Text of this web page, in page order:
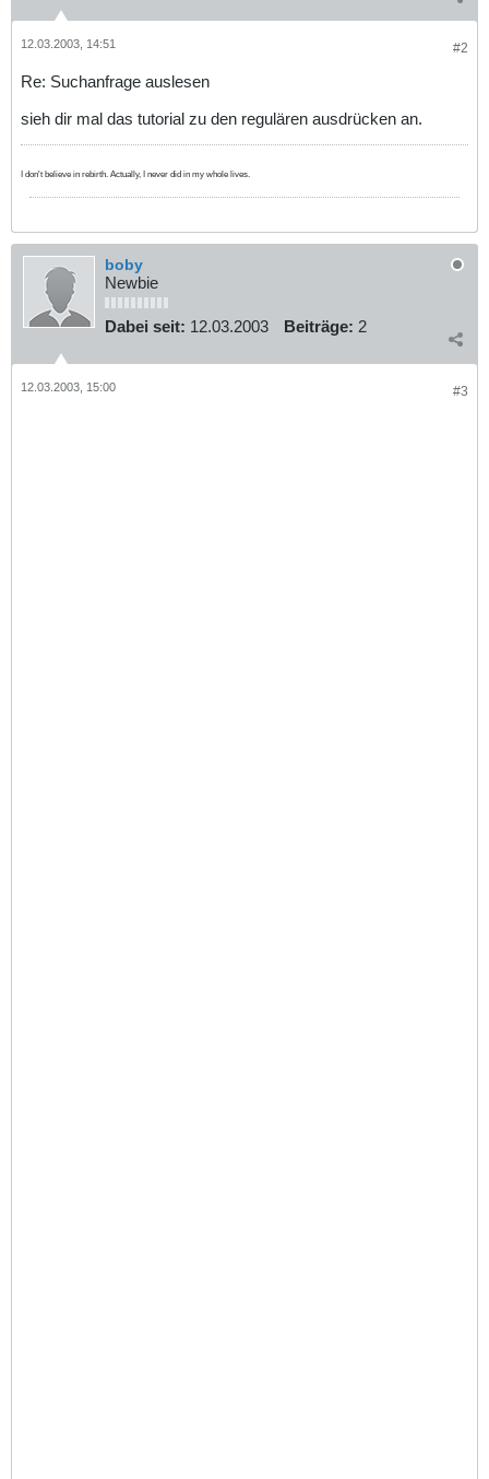
#2
12.03.2003, 14:51
Re: Suchanfrage auslesen
sieh dir mal das tutorial zu den regulären ausdrücken an.
I don't believe in rebirth. Actually, I never did in my whole lives.
boby
Newbie
Dabei seit: 12.03.2003 Beiträge: 2
#3
12.03.2003, 15:00